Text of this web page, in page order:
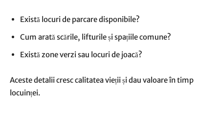
Există locuri de parcare disponibile?
Cum arată scările, lifturile și spațiile comune?
Există zone verzi sau locuri de joacă?
Aceste detalii cresc calitatea vieții și dau valoare în timp
locuinței.